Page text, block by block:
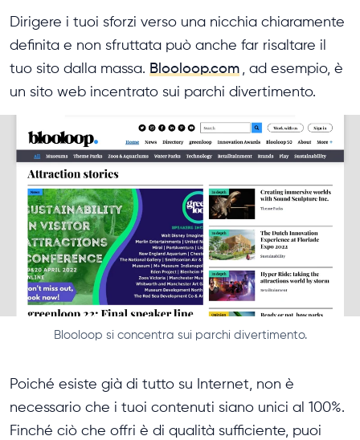
Dirigere i tuoi sforzi verso una nicchia chiaramente
definita e non sfruttata può anche far risaltare il
tuo sito dalla massa. Blooloop.com , ad esempio, è
un sito web incentrato sui parchi divertimento.
Blooloop si concentra sui parchi divertimento.
Poiché esiste già di tutto su Internet, non è
necessario che i tuoi contenuti siano unici al 100%.
Finché ciò che offri è di qualità sufficiente, puoi